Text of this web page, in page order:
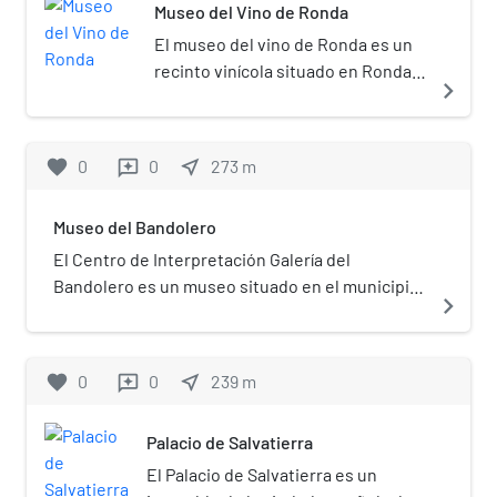
mejores conservados de la
arquitectura nazarí.
Museo del Vino de Ronda
El museo del vino de Ronda es un
recinto vinícola situado en Ronda
navigate_next
favorite 0 reviews 0 near_me 273 m
Museo del Bandolero
El Centro de Interpretación Galería del
Bandolero es un museo situado en el municipio
expositivo formado por un total de 1316 piezas y
una media de 51.000 visitas anuales desde su
puesta en marcha en mayo de 1995.
navigate_next
favorite 0 reviews 0 near_me 239 m
Palacio de Salvatierra
El Palacio de Salvatierra es un